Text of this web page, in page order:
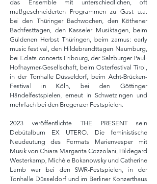
das Ensemble mit unterschiedlichen, oft
maßgeschneiderten Programmen zu Gast u.a.
bei den Thüringer Bachwochen, den Köthener
Bachfesttagen, den Kasseler Musiktagen, beim
Güldenen Herbst Thüringen, beim zamus: early
music festival, den Hildebrandttagen Naumburg,
bei Eclats concerts Fribourg, der Salzburger Paul-
Hofhaymer-Gesellschaft, beim Osterfestival Tirol,
in der Tonhalle Düsseldorf, beim Acht-Brücken-
Festival in Köln, bei den Göttinger
Händelfestspielen, erneut in Schwetzingen und
mehrfach bei den Bregenzer Festspielen.
2023 veröffentlichte THE PRESENT sein
Debütalbum EX UTERO. Die feministische
Neudeutung des Formats Marienvesper mit
Musik von Chiara Margarita Cozzolani, Hildegard
Westerkamp, Michèle Bokanowsky und Catherine
Lamb war bei den SWR-Festspielen, in der
Tonhalle Düsseldorf und im Berliner Konzerthaus